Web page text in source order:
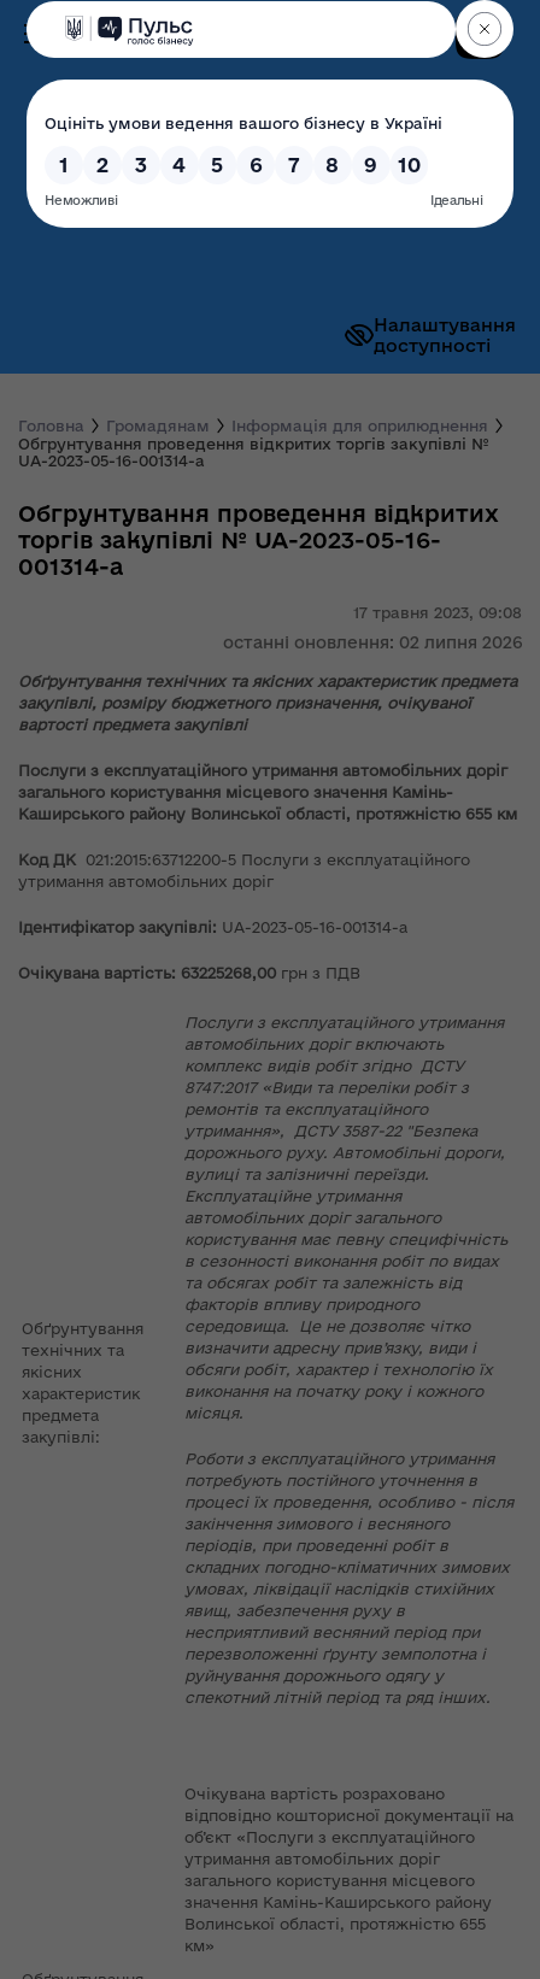
Налаштування
доступності
Волинська обласна
державна адміністрація
Головна Громадянам
Інформація для оприлюднення
Обгрунтування проведення відкритих торгів закупівлі №
UA-2023-05-16-001314-a
17 травня 2023, 09:08
останні оновлення: 02 липня 2026
Обгрунтування проведення відкритих
торгів закупівлі № UA-2023-05-16-
001314-a
Обґрунтування технічних та якісних характеристик предмета
закупівлі, розміру бюджетного призначення, очікуваної
вартості предмета закупівлі
Послуги з експлуатаційного утримання автомобільних доріг
загального користування місцевого значення Камінь-
Каширського району Волинської області, протяжністю 655 км
Код ДК 021:2015:63712200-5 Послуги з експлуатаційного
утримання автомобільних доріг
Ідентифікатор закупівлі: UA-2023-05-16-001314-a
Очікувана вартість: 63225268,00 грн з ПДВ
Обґрунтування
технічних та
якісних
характеристик
предмета
закупівлі:
Послуги з експлуатаційного утримання
автомобільних доріг включають
комплекс видів робіт згідно ДСТУ
8747:2017 «Види та переліки робіт з
ремонтів та експлуатаційного
утримання», ДСТУ 3587-22 "Безпека
дорожнього руху. Автомобільні дороги,
вулиці та залізничні переїзди.
Експлуатаційне утримання
автомобільних доріг загального
користування має певну специфічність
в сезонності виконання робіт по видах
та обсягах робіт та залежність від
факторів впливу природного
середовища. Це не дозволяє чітко
визначити адресну прив’язку, види і
обсяги робіт, характер і технологію їх
виконання на початку року і кожного
місяця.
Роботи з експлуатаційного утримання
потребують постійного уточнення в
процесі їх проведення, особливо - після
закінчення зимового і весняного
періодів, при проведенні робіт в
складних погодно-кліматичних зимових
умовах, ліквідації наслідків стихійних
явищ, забезпечення руху в
несприятливий весняний період при
перезволоженні ґрунту земполотна і
руйнування дорожнього одягу у
спекотний літній період та ряд інших.
Очікувана вартість розраховано
відповідно кошторисної документації на
об’єкт «Послуги з експлуатаційного
утримання автомобільних доріг
загального користування місцевого
значення Камінь-Каширського району
Волинської області, протяжністю 655
км»